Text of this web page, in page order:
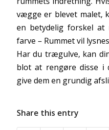
vægge er blevet malet,
en betydelig forskel at
farve – Rummet vil
Har du trægulve, kan
blot at rengøre disse i
give dem en grundig
Share this entry